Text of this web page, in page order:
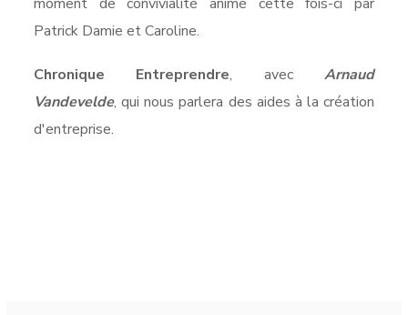
Patrick Damie et Caroline.
Chronique Entreprendre, avec Arnaud
Vandevelde, qui nous parlera des aides à la création
d'entreprise.